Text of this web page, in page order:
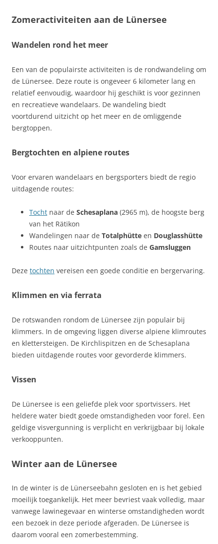
Zomeractiviteiten aan de Lünersee
Wandelen rond het meer
Een van de populairste activiteiten is de rondwandeling om
de Lünersee. Deze route is ongeveer 6 kilometer lang en
relatief eenvoudig, waardoor hij geschikt is voor gezinnen
en recreatieve wandelaars. De wandeling biedt
voortdurend uitzicht op het meer en de omliggende
bergtoppen.
Bergtochten en alpiene routes
Voor ervaren wandelaars en bergsporters biedt de regio
uitdagende routes:
Tocht naar de Schesaplana (2965 m), de hoogste berg
van het Rätikon
Wandelingen naar de Totalphütte en Douglasshütte
Routes naar uitzichtpunten zoals de Gamsluggen
Deze tochten vereisen een goede conditie en bergervaring.
Klimmen en via ferrata
De rotswanden rondom de Lünersee zijn populair bij
klimmers. In de omgeving liggen diverse alpiene klimroutes
en klettersteigen. De Kirchlispitzen en de Schesaplana
bieden uitdagende routes voor gevorderde klimmers.
Vissen
De Lünersee is een geliefde plek voor sportvissers. Het
heldere water biedt goede omstandigheden voor forel. Een
geldige visvergunning is verplicht en verkrijgbaar bij lokale
verkooppunten.
Winter aan de Lünersee
In de winter is de Lünerseebahn gesloten en is het gebied
moeilijk toegankelijk. Het meer bevriest vaak volledig, maar
vanwege lawinegevaar en winterse omstandigheden wordt
een bezoek in deze periode afgeraden. De Lünersee is
daarom vooral een zomerbestemming.